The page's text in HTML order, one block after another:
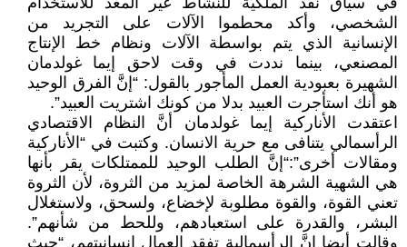
الشخصي، وأكد محطموا الآلات على التجريد من
الإنسانية الذي يتم بواسطة الآلات ونظام خط الإنتاج
المصنعي، بينما نددت في وقت لاحق إيما غولدمان
الشهيرة بعبودية العمل المأجور بالقول: “إنَّ الفرق الوحيد
هو أنك استأجرت العبيد بدلا من كونك اشتريت العبيد”.
اعتقدت الأناركية إيما غولدمان أنَّ النظام الاقتصادي
الرأسمالي يتنافى مع حرية الانسان. وكتبت في “الأناركية
ومقالات أخرى”:“إنَّ الطلب الوحيد للممتلكات يقر بأنها
هي الشهية الشرهة الخاصة لمزيد من الثروة، لأن الثروة
تعني القوة، والقوة مطلوبة لإخضاع، ولسحق، ولاستغلال
البشر، والقدرة على استعبادهم، وللحط من شأنهم”.
وقالت أيضا إنَّ الرأسمالية تفقد العمال إنسانيتهم، “حيث